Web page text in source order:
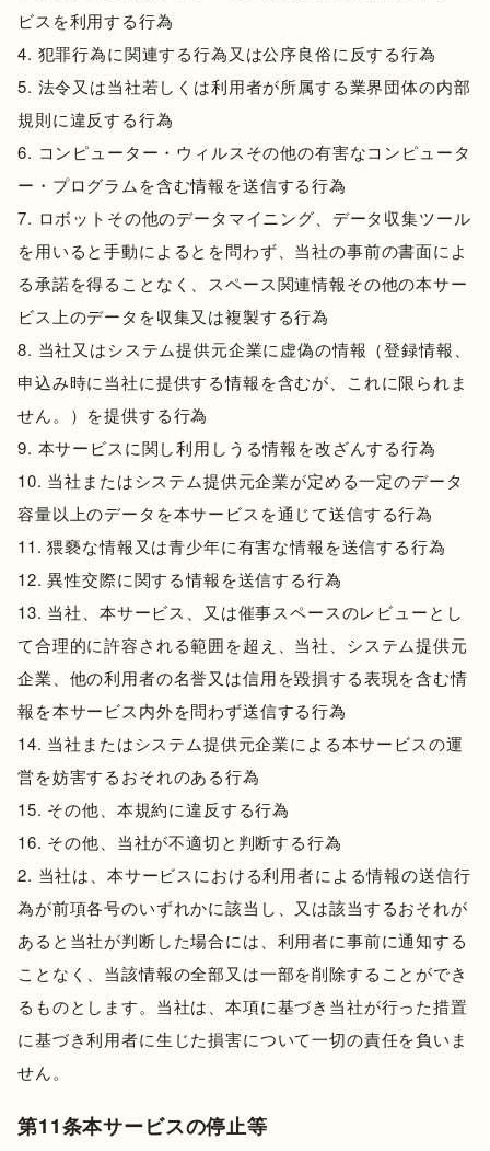
ビスを利用する行為
犯罪行為に関連する行為又は公序良俗に反する行為
法令又は当社若しくは利用者が所属する業界団体の内部
規則に違反する行為
コンピューター・ウィルスその他の有害なコンピュータ
ー・プログラムを含む情報を送信する行為
ロボットその他のデータマイニング、データ収集ツール
を用いると手動によるとを問わず、当社の事前の書面によ
る承諾を得ることなく、スペース関連情報その他の本サー
ビス上のデータを収集又は複製する行為
当社又はシステム提供元企業に虚偽の情報（登録情報、
申込み時に当社に提供する情報を含むが、これに限られま
せん。）を提供する行為
本サービスに関し利用しうる情報を改ざんする行為
当社またはシステム提供元企業が定める一定のデータ
容量以上のデータを本サービスを通じて送信する行為
猥褻な情報又は青少年に有害な情報を送信する行為
異性交際に関する情報を送信する行為
当社、本サービス、又は催事スペースのレビューとし
て合理的に許容される範囲を超え、当社、システム提供元
企業、他の利用者の名誉又は信用を毀損する表現を含む情
報を本サービス内外を問わず送信する行為
当社またはシステム提供元企業による本サービスの運
営を妨害するおそれのある行為
その他、本規約に違反する行為
その他、当社が不適切と判断する行為
当社は、本サービスにおける利用者による情報の送信行
為が前項各号のいずれかに該当し、又は該当するおそれが
あると当社が判断した場合には、利用者に事前に通知する
ことなく、当該情報の全部又は一部を削除することができ
るものとします。当社は、本項に基づき当社が行った措置
に基づき利用者に生じた損害について一切の責任を負いま
せん。
第11条本サービスの停止等